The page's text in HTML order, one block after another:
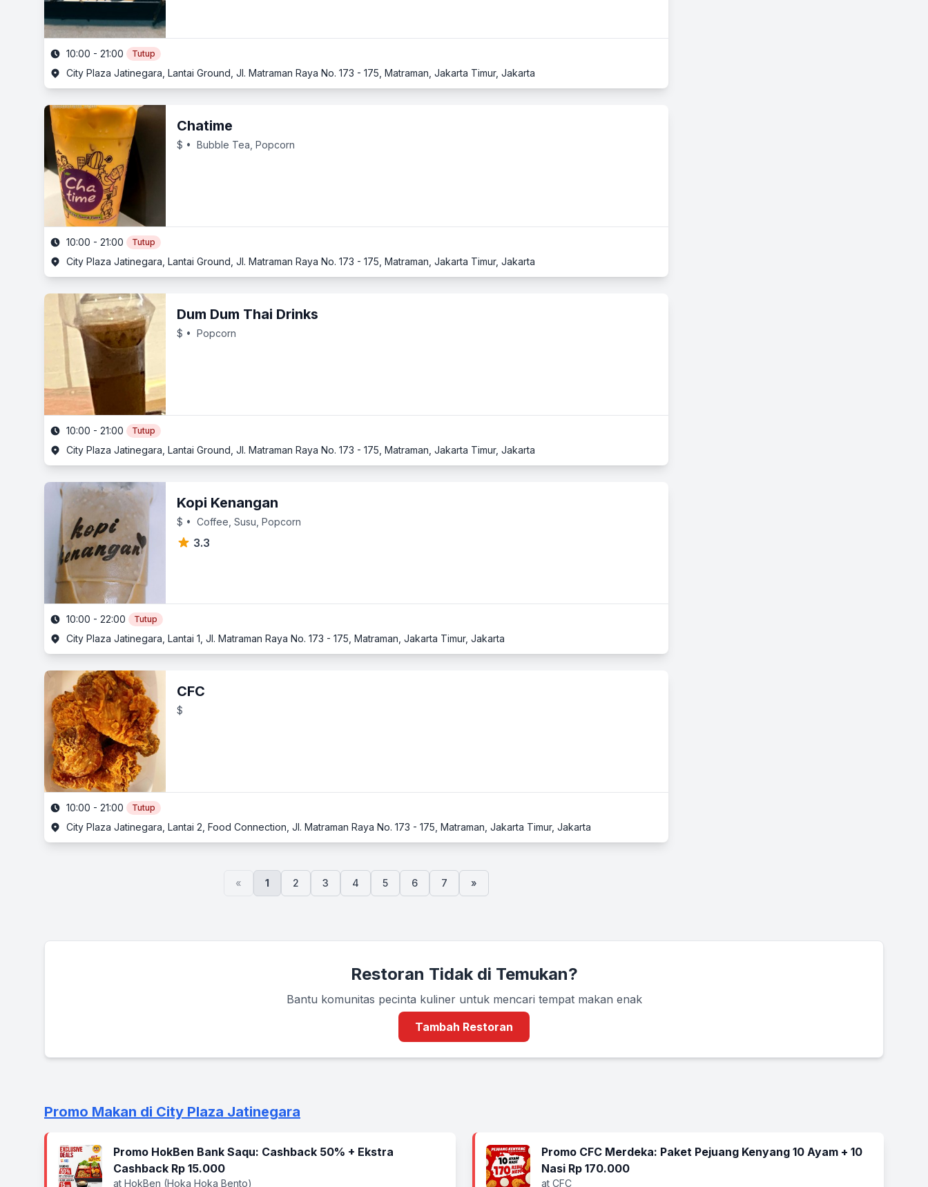
10:00 - 21:00 Tutup
City Plaza Jatinegara, Lantai Ground, Jl. Matraman Raya No. 173 - 175, Matraman, Jakarta Timur, Jakarta
Chatime
$ • Bubble Tea, Popcorn
10:00 - 21:00 Tutup
City Plaza Jatinegara, Lantai Ground, Jl. Matraman Raya No. 173 - 175, Matraman, Jakarta Timur, Jakarta
Dum Dum Thai Drinks
$ • Popcorn
10:00 - 21:00 Tutup
City Plaza Jatinegara, Lantai Ground, Jl. Matraman Raya No. 173 - 175, Matraman, Jakarta Timur, Jakarta
Kopi Kenangan
$ • Coffee, Susu, Popcorn
3.3
10:00 - 22:00 Tutup
City Plaza Jatinegara, Lantai 1, Jl. Matraman Raya No. 173 - 175, Matraman, Jakarta Timur, Jakarta
CFC
$
10:00 - 21:00 Tutup
City Plaza Jatinegara, Lantai 2, Food Connection, Jl. Matraman Raya No. 173 - 175, Matraman, Jakarta Timur, Jakarta
« 1 2 3 4 5 6 7 »
Restoran Tidak di Temukan?
Bantu komunitas pecinta kuliner untuk mencari tempat makan enak
Tambah Restoran
Promo Makan di City Plaza Jatinegara
Promo HokBen Bank Saqu: Cashback 50% + Ekstra
Cashback Rp 15.000
at HokBen (Hoka Hoka Bento)
Promo CFC Merdeka: Paket Pejuang Kenyang 10 Ayam + 10
Nasi Rp 170.000
at CFC